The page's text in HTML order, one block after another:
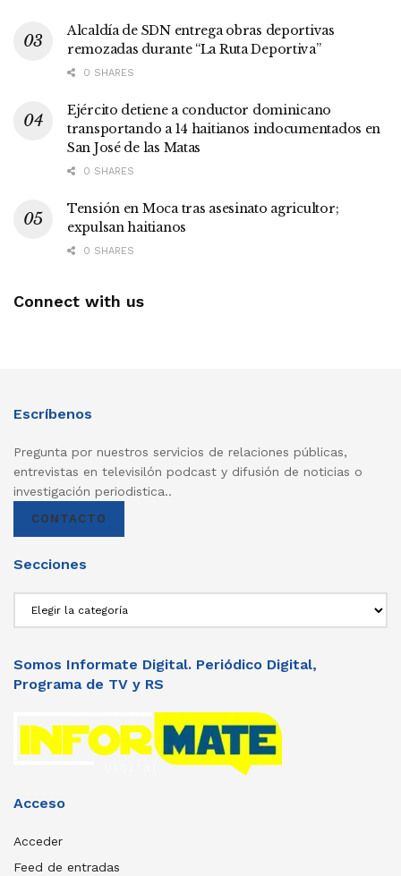
Alcaldía de SDN entrega obras deportivas
remozadas durante “La Ruta Deportiva”
0 SHARES
Ejército detiene a conductor dominicano
transportando a 14 haitianos indocumentados en
San José de las Matas
0 SHARES
Tensión en Moca tras asesinato agricultor;
expulsan haitianos
0 SHARES
Connect with us
Escríbenos
Pregunta por nuestros servicios de relaciones públicas,
entrevistas en televisilón podcast y difusión de noticias o
investigación periodistica..
CONTACTO
Secciones
Somos Informate Digital. Periódico Digital,
Programa de TV y RS
Acceso
Acceder
Feed de entradas